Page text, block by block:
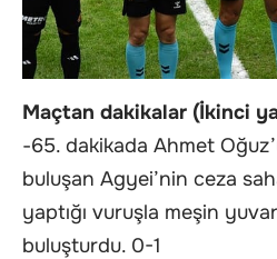
Maçtan dakikalar (İkinci
-65. dakikada Ahmet
buluşan Agyei’nin ceza
yaptığı vuruşla meşin
buluşturdu. 0-1